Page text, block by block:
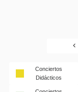
Conciertos
Didácticos